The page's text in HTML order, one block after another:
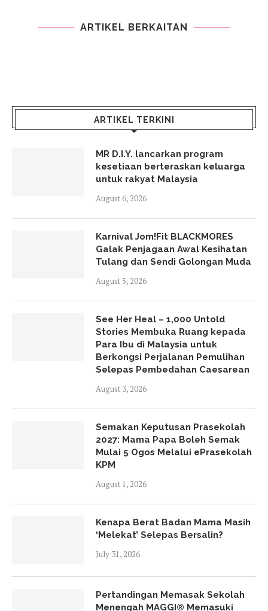
ARTIKEL BERKAITAN
ARTIKEL TERKINI
MR D.I.Y. lancarkan program
kesetiaan berteraskan keluarga
untuk rakyat Malaysia
August 6, 2026
Karnival Jom!Fit BLACKMORES
Galak Penjagaan Awal Kesihatan
Tulang dan Sendi Golongan Muda
August 5, 2026
See Her Heal – 1,000 Untold
Stories Membuka Ruang kepada
Para Ibu di Malaysia untuk
Berkongsi Perjalanan Pemulihan
Selepas Pembedahan Caesarean
August 3, 2026
Semakan Keputusan Prasekolah
2027: Mama Papa Boleh Semak
Mulai 5 Ogos Melalui ePrasekolah
KPM
August 1, 2026
Kenapa Berat Badan Mama Masih
‘Melekat’ Selepas Bersalin?
July 31, 2026
Pertandingan Memasak Sekolah
Menengah MAGGI® Memasuki